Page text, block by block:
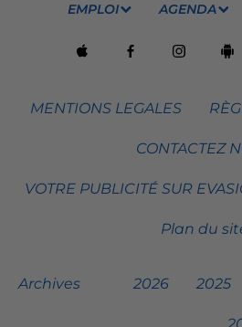
EMPLOI AGENDA
MENTIONS LEGALES
CONTACTEZ
VOTRE PUBLICITÉ SUR
Plan du
Archives 2026 2025